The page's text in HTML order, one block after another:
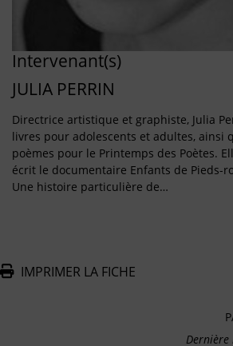
Intervenant(s)
JULIA PERRIN
Directrice artistique et graphiste, Julia
livres pour adolescents et adultes, ainsi
poèmes pour le Printemps des Poètes.
écrit le documentaire Enfants de Pieds-
Une histoire particulière de…
IMPRIMER LA FICHE